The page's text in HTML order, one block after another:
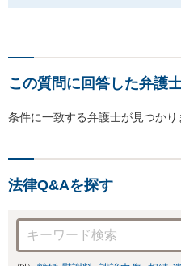
この質問に回答した弁護
条件に一致する弁護士が見つかり
法律Q&Aを探す